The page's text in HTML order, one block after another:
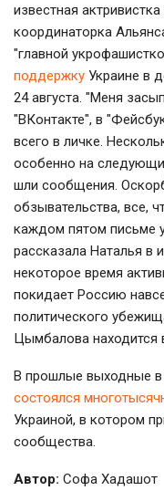
известная
координаторка
"главной
поддержку Украине в
24 августа. "Меня
"ВКонтакте", в
всего в личке.
особенно на
шли сообщения.
обзывательства, все,
каждом пятом письме
рассказала Наталья в
некоторое время
покидает Россию
политического
Цымбалова находится
В прошлые выходные в
состоялся
Украиной, в котором
сообщества.
Автор: Софа Хадашот